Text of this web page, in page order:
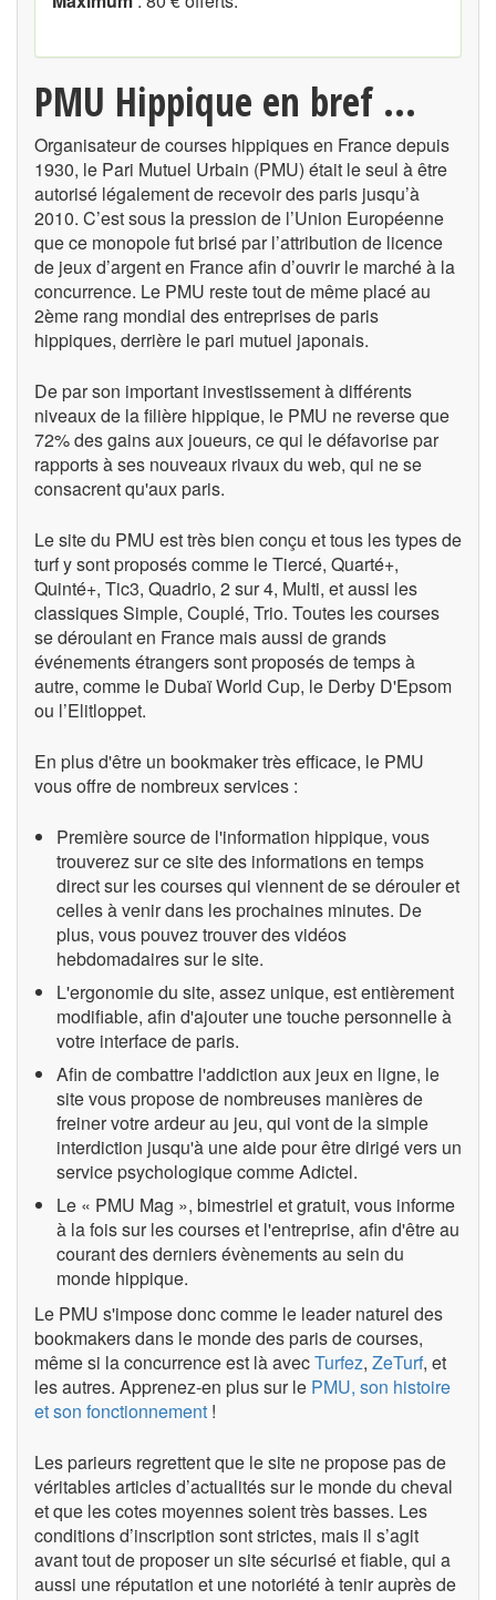
PMU Hippique en bref ...
Organisateur de courses hippiques en France depuis
1930, le Pari Mutuel Urbain (PMU) était le seul à être
autorisé légalement de recevoir des paris jusqu’à
2010. C’est sous la pression de l’Union Européenne
que ce monopole fut brisé par l’attribution de licence
de jeux d’argent en France afin d’ouvrir le marché à la
concurrence. Le PMU reste tout de même placé au
2ème rang mondial des entreprises de paris
hippiques, derrière le pari mutuel japonais.
De par son important investissement à différents
niveaux de la filière hippique, le PMU ne reverse que
72% des gains aux joueurs, ce qui le défavorise par
rapports à ses nouveaux rivaux du web, qui ne se
consacrent qu'aux paris.
Le site du PMU est très bien conçu et tous les types de
turf y sont proposés comme le Tiercé, Quarté+,
Quinté+, Tic3, Quadrio, 2 sur 4, Multi, et aussi les
classiques Simple, Couplé, Trio. Toutes les courses
se déroulant en France mais aussi de grands
événements étrangers sont proposés de temps à
autre, comme le Dubaï World Cup, le Derby D'Epsom
ou l’Elitloppet.
En plus d'être un bookmaker très efficace, le PMU
vous offre de nombreux services :
Première source de l'information hippique, vous
trouverez sur ce site des informations en temps
direct sur les courses qui viennent de se dérouler et
celles à venir dans les prochaines minutes. De
plus, vous pouvez trouver des vidéos
hebdomadaires sur le site.
L'ergonomie du site, assez unique, est entièrement
modifiable, afin d'ajouter une touche personnelle à
votre interface de paris.
Afin de combattre l'addiction aux jeux en ligne, le
site vous propose de nombreuses manières de
freiner votre ardeur au jeu, qui vont de la simple
interdiction jusqu'à une aide pour être dirigé vers un
service psychologique comme Adictel.
Le « PMU Mag », bimestriel et gratuit, vous informe
à la fois sur les courses et l'entreprise, afin d'être au
courant des derniers évènements au sein du
monde hippique.
Le PMU s'impose donc comme le leader naturel des
bookmakers dans le monde des paris de courses,
même si la concurrence est là avecTurfez, ZeTurf, et
les autres. Apprenez-en plus sur le PMU, son histoire
et son fonctionnement !
Les parieurs regrettent que le site ne propose pas de
véritables articles d’actualités sur le monde du cheval
et que les cotes moyennes soient très basses. Les
conditions d’inscription sont strictes, mais il s’agit
avant tout de proposer un site sécurisé et fiable, qui a
aussi une réputation et une notoriété à tenir auprès de